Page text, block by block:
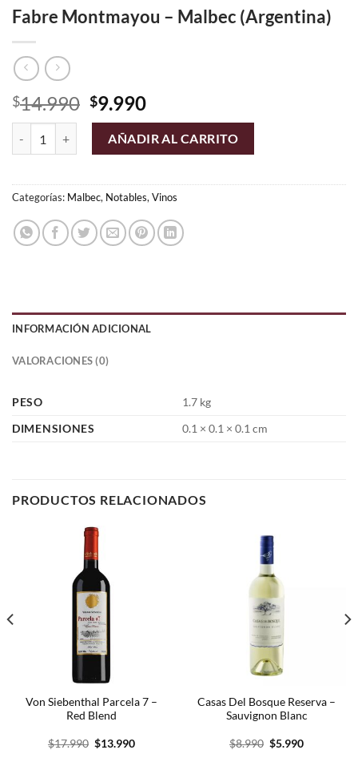
Fabre Montmayou – Malbec (Argentina)
$14.990 El
precio
original
era:
$14.990.
$9.990El
precio
actual
es:
$9.990.
Fabre Montmayou - Malbec (Argentina) cantidad
AÑADIR AL CARRITO
Categorías: Malbec, Notables, Vinos
INFORMACIÓN ADICIONAL
VALORACIONES (0)
PESO
1.7 kg
DIMENSIONES
0.1 × 0.1 × 0.1 cm
PRODUCTOS RELACIONADOS
Von Siebenthal Parcela 7 –
Red Blend
$17.990 El
$13.990El
Casas Del Bosque Reserva –
Sauvignon Blanc
$8.990 El
$5.990El